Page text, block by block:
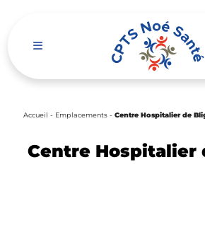
Ouvrir le menu de navigation mobile
Accueil - Emplacements - Centre Hospitalier de
Centre Hospitalier